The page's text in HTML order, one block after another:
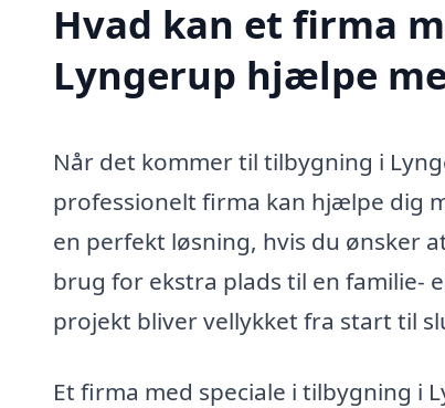
Hvad kan et firma
Lyngerup hjælpe
Når det kommer til tilbygning i
professionelt firma kan hjælpe dig
en perfekt løsning, hvis du ønsker
brug for ekstra plads til en familie-
projekt bliver vellykket fra start til
Et firma med speciale i tilbygning i